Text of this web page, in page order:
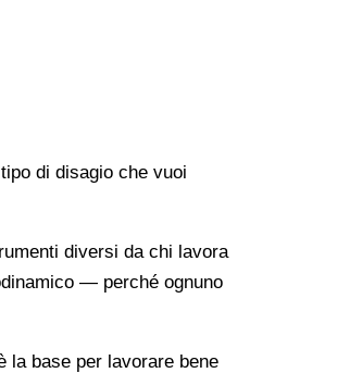
di disagio che vuoi
diversi da chi lavora
— perché ognuno
la base per lavorare bene